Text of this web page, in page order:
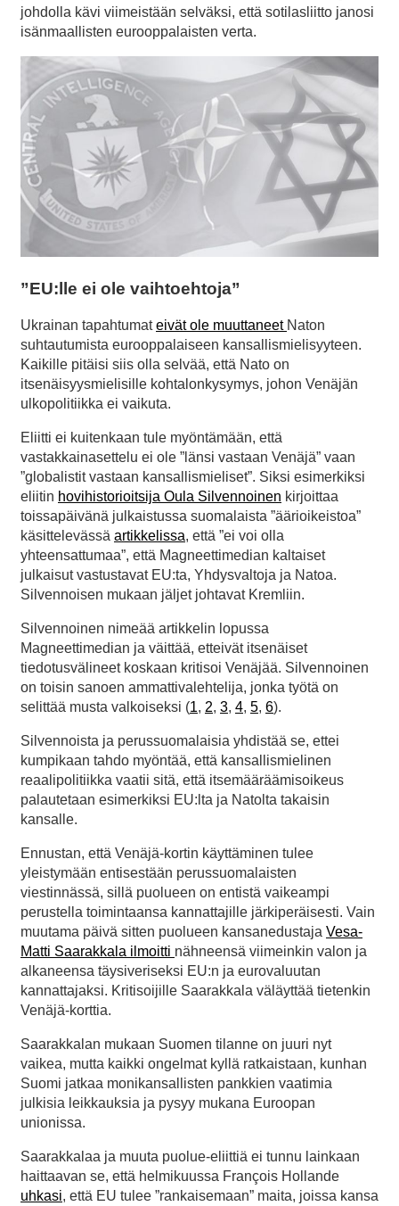
johdolla kävi viimeistään selväksi, että sotilasliitto janosi
isänmaallisten eurooppalaisten verta.
”EU:lle ei ole vaihtoehtoja”
Ukrainan tapahtumateivät ole muuttaneet Naton
suhtautumista eurooppalaiseen kansallismielisyyteen.
Kaikille pitäisi siis olla selvää, että Nato on
itsenäisyysmielisille kohtalonkysymys, johon Venäjän
ulkopolitiikka ei vaikuta.
Eliitti ei kuitenkaan tule myöntämään, että
vastakkainasettelu ei ole ”länsi vastaan Venäjä” vaan
”globalistit vastaan kansallismieliset”. Siksi esimerkiksi
eliitin hovihistorioitsija Oula Silvennoinen kirjoittaa
toissapäivänä julkaistussa suomalaista ”äärioikeistoa”
käsittelevässä artikkelissa, että ”ei voi olla
yhteensattumaa”, että Magneettimedian kaltaiset
julkaisut vastustavat EU:ta, Yhdysvaltoja ja Natoa.
Silvennoisen mukaan jäljet johtavat Kremliin.
Silvennoinen nimeää artikkelin lopussa
Magneettimedian ja väittää, etteivät itsenäiset
tiedotusvälineet koskaan kritisoi Venäjää. Silvennoinen
on toisin sanoen ammattivalehtelija, jonka työtä on
selittää musta valkoiseksi (1, 2, 3, 4, 5, 6).
Silvennoista ja perussuomalaisia yhdistää se, ettei
kumpikaan tahdo myöntää, että kansallismielinen
reaalipolitiikka vaatii sitä, että itsemääräämisoikeus
palautetaan esimerkiksi EU:lta ja Natolta takaisin
kansalle.
Ennustan, että Venäjä-kortin käyttäminen tulee
yleistymään entisestään perussuomalaisten
viestinnässä, sillä puolueen on entistä vaikeampi
perustella toimintaansa kannattajille järkiperäisesti. Vain
muutama päivä sitten puolueen kansanedustaja Vesa-
Matti Saarakkala ilmoitti nähneensä viimeinkin valon ja
alkaneensa täysiveriseksi EU:n ja eurovaluutan
kannattajaksi. Kritisoijille Saarakkala väläyttää tietenkin
Venäjä-korttia.
Saarakkalan mukaan Suomen tilanne on juuri nyt
vaikea, mutta kaikki ongelmat kyllä ratkaistaan, kunhan
Suomi jatkaa monikansallisten pankkien vaatimia
julkisia leikkauksia ja pysyy mukana Euroopan
unionissa.
Saarakkalaa ja muuta puolue-eliittiä ei tunnu lainkaan
haittaavan se, että helmikuussa François Hollande
uhkasi, että EU tulee ”rankaisemaan” maita, joissa kansa